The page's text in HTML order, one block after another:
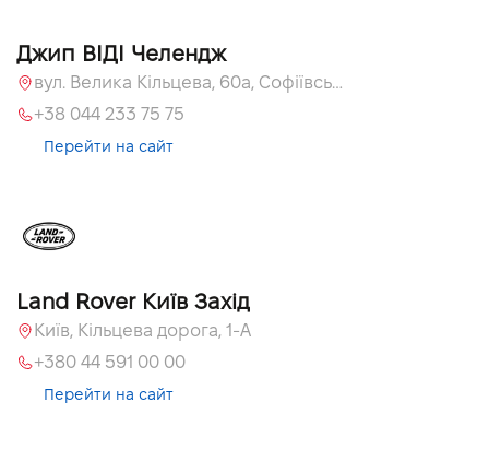
Джип ВІДІ Челендж
вул. Велика Кільцева, 60а, Софіївська Борщагівка, Київська обл.
+38 044 233 75 75
Перейти на сайт
Land Rover Київ Захід
Київ, Кільцева дорога, 1-А
+380 44 591 00 00
Перейти на сайт